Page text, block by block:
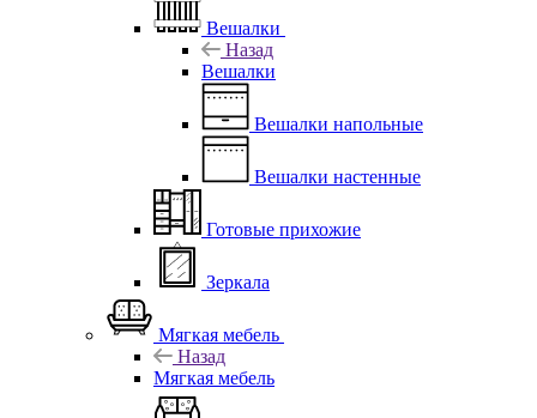
Вешалки
Назад
Вешалки
Вешалки напольные
Вешалки настенные
Готовые прихожие
Зеркала
Мягкая мебель
Назад
Мягкая мебель